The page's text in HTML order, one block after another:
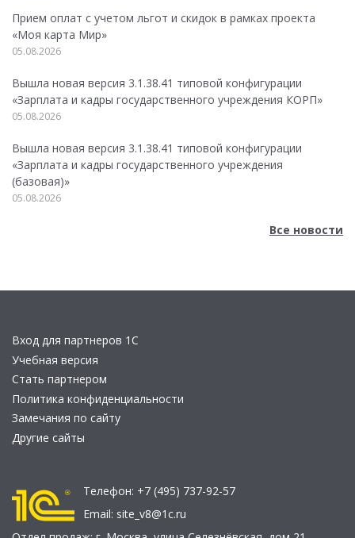
Прием оплат с учетом льгот и скидок в рамках проекта
«Моя карта Мир»
05.08.2026
Вышла новая версия 3.1.38.41 типовой конфигурации
«Зарплата и кадры государственного учреждения КОРП»
05.08.2026
Вышла новая версия 3.1.38.41 типовой конфигурации
«Зарплата и кадры государственного учреждения
(базовая)»
05.08.2026
Все новости
Вход для партнеров 1С
Учебная версия
Стать партнером
Политика конфиденциальности
Замечания по сайту
Другие сайты
Телефон: +7 (495) 737-92-57
Email: site_v8@1c.ru